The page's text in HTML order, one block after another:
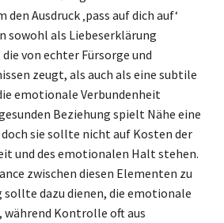
den Ausdruck ‚pass auf dich auf‘
sowohl als Liebeserklärung
von echter Fürsorge und
zeugt, als auch als eine subtile
emotionale Verbundenheit
Beziehung spielt Nähe eine
sie sollte nicht auf Kosten der
und des emotionalen Halt stehen.
zwischen diesen Elementen zu
sollte dazu dienen, die emotionale
während Kontrolle oft aus